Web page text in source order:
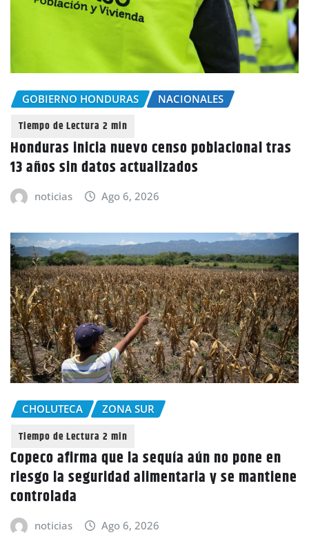
GOBIERNO HONDURAS NACIONALES
Honduras inicia nuevo censo poblacional tras
13 años sin datos actualizados
noticias Ago 6, 2026
CHOLUTECA ZONA SUR
Copeco afirma que la sequía aún no pone en
riesgo la seguridad alimentaria y se mantiene
controlada
noticias Ago 6, 2026